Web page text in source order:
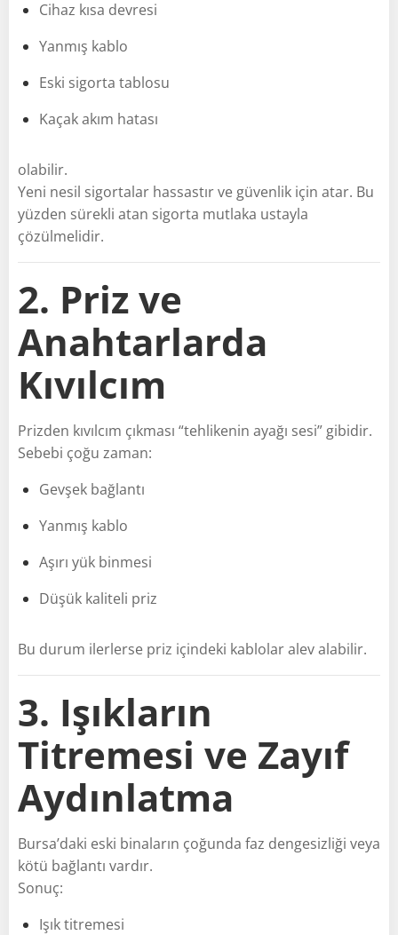
Cihaz kısa devresi
Yanmış kablo
Eski sigorta tablosu
Kaçak akım hatası
olabilir.
Yeni nesil sigortalar hassastır ve güvenlik için atar. Bu
yüzden sürekli atan sigorta mutlaka ustayla
çözülmelidir.
2. Priz ve
Anahtarlarda
Kıvılcım
Prizden kıvılcım çıkması “tehlikenin ayağı sesi” gibidir.
Sebebi çoğu zaman:
Gevşek bağlantı
Yanmış kablo
Aşırı yük binmesi
Düşük kaliteli priz
Bu durum ilerlerse priz içindeki kablolar alev alabilir.
3. Işıkların
Titremesi ve Zayıf
Aydınlatma
Bursa’daki eski binaların çoğunda faz dengesizliği veya
kötü bağlantı vardır.
Sonuç:
Işık titremesi